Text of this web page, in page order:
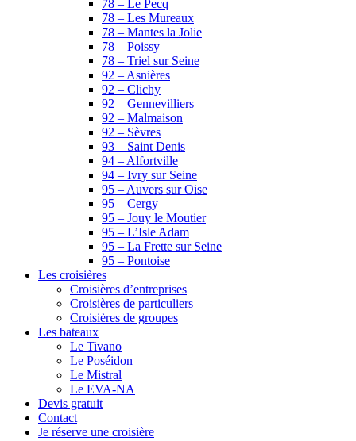
78 – Le Pecq
78 – Les Mureaux
78 – Mantes la Jolie
78 – Poissy
78 – Triel sur Seine
92 – Asnières
92 – Clichy
92 – Gennevilliers
92 – Malmaison
92 – Sèvres
93 – Saint Denis
94 – Alfortville
94 – Ivry sur Seine
95 – Auvers sur Oise
95 – Cergy
95 – Jouy le Moutier
95 – L’Isle Adam
95 – La Frette sur Seine
95 – Pontoise
Les croisières
Croisières d’entreprises
Croisières de particuliers
Croisières de groupes
Les bateaux
Le Tivano
Le Poséidon
Le Mistral
Le EVA-NA
Devis gratuit
Contact
Je réserve une croisière